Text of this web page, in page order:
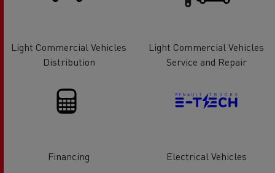
Light Commercial Vehicles
Distribution
Light Commercial Vehicles
Service and Repair
Financing Electrical Vehicles